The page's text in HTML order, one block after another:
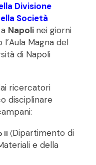
Divisione
Società
Napoli nei giorni
l’Aula Magna del
di Napoli
ricercatori
disciplinare
II (Dipartimento di
e della